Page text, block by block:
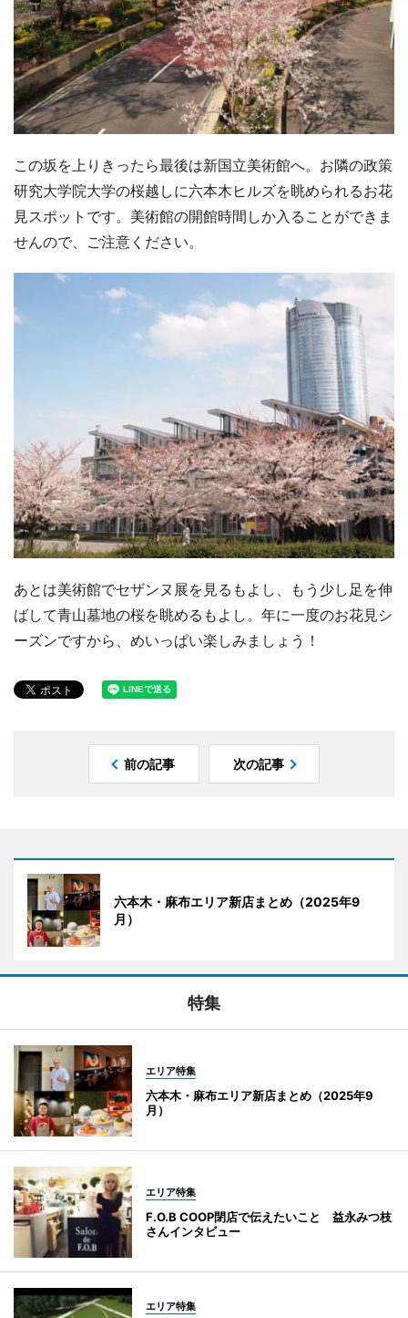
この坂を上りきったら最後は新国立美術館へ。お隣の政策
研究大学院大学の桜越しに六本木ヒルズを眺められるお花
見スポットです。美術館の開館時間しか入ることができま
せんので、ご注意ください。
あとは美術館でセザンヌ展を見るもよし、もう少し足を伸
ばして青山墓地の桜を眺めるもよし。年に一度のお花見シ
ーズンですから、めいっぱい楽しみましょう！
前の記事 次の記事
六本木・麻布エリア新店まとめ（2025年9
月）
特集
エリア特集
六本木・麻布エリア新店まとめ（2025年9
月）
エリア特集
F.O.B COOP閉店で伝えたいこと 益永みつ枝
さんインタビュー
エリア特集